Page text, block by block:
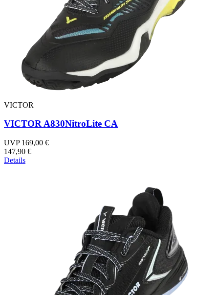
VICTOR
VICTOR A830NitroLite CA
UVP 169,00 €
147,90 €
Details